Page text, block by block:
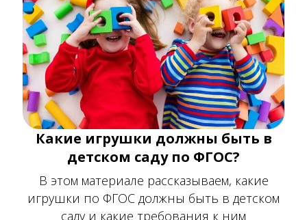
Какие игрушки должны быть в
детском саду по ФГОС?
В этом материале рассказываем, какие
игрушки по ФГОС должны быть в детском
саду и какие требования к ним
предъявляются.
Читать